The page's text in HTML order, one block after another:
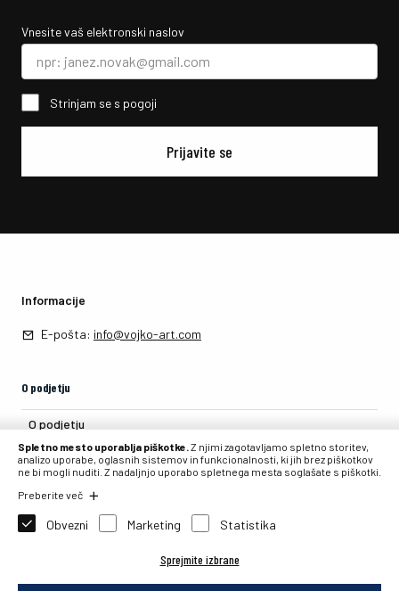
Vnesite vaš elektronski naslov
Strinjam se s pogoji
Prijavite se
Informacije
E-pošta: info@vojko-art.com
O podjetju
O podjetju
Kontakt
Izdelava spletne strani: Sitexo.com
Spletno mesto uporablja piškotke.Z njimi zagotavljamo spletno storitev,
analizo uporabe, oglasnih sistemov in funkcionalnosti, ki jih brez piškotkov
ne bi mogli nuditi. Z nadaljnjo uporabo spletnega mesta soglašate s piškotki.
Preberite več
Obvezni Marketing Statistika
Sprejmite izbrane